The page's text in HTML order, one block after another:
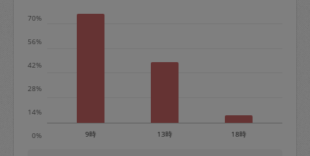
0%
14%
28%
42%
56%
70%
9時 13時 18時